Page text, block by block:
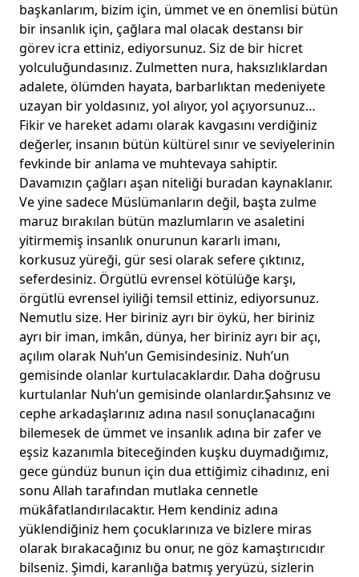
başkanlarım, bizim için, ümmet ve en önemlisi bütün
bir insanlık için, çağlara mal olacak destansı bir
görev icra ettiniz, ediyorsunuz. Siz de bir hicret
yolculuğundasınız. Zulmetten nura, haksızlıklardan
adalete, ölümden hayata, barbarlıktan medeniyete
uzayan bir yoldasınız, yol alıyor, yol açıyorsunuz…
Fikir ve hareket adamı olarak kavgasını verdiğiniz
değerler, insanın bütün kültürel sınır ve seviyelerinin
fevkinde bir anlama ve muhtevaya sahiptir.
Davamızın çağları aşan niteliği buradan kaynaklanır.
Ve yine sadece Müslümanların değil, başta zulme
maruz bırakılan bütün mazlumların ve asaletini
yitirmemiş insanlık onurunun kararlı imanı,
korkusuz yüreği, gür sesi olarak sefere çıktınız,
seferdesiniz. Örgütlü evrensel kötülüğe karşı,
örgütlü evrensel iyiliği temsil ettiniz, ediyorsunuz.
Nemutlu size. Her biriniz ayrı bir öykü, her biriniz
ayrı bir iman, imkân, dünya, her biriniz ayrı bir açı,
açılım olarak Nuh’un Gemisindesiniz. Nuh’un
gemisinde olanlar kurtulacaklardır. Daha doğrusu
kurtulanlar Nuh’un gemisinde olanlardır.Şahsınız ve
cephe arkadaşlarınız adına nasıl sonuçlanacağını
bilemesek de ümmet ve insanlık adına bir zafer ve
eşsiz kazanımla biteceğinden kuşku duymadığımız,
gece gündüz bunun için dua ettiğimiz cihadınız, eni
sonu Allah tarafından mutlaka cennetle
mükâfatlandırılacaktır. Hem kendiniz adına
yüklendiğiniz hem çocuklarınıza ve bizlere miras
olarak bırakacağınız bu onur, ne göz kamaştırıcıdır
bilseniz. Şimdi, karanlığa batmış yeryüzü, sizlerin